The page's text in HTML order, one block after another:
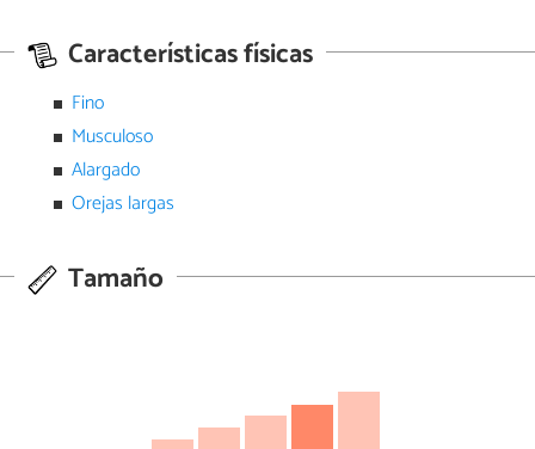
Características físicas
Fino
Musculoso
Alargado
Orejas largas
Tamaño